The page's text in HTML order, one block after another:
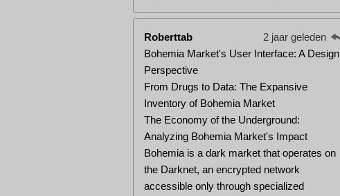
Roberttab
2 jaar geleden
Bohemia Market's User Interface: A Design
Perspective
From Drugs to Data: The Expansive
Inventory of Bohemia Market
The Economy of the Underground:
Analyzing Bohemia Market's Impact
Bohemia is a dark market that operates on
the Darknet, an encrypted network
accessible only through specialized